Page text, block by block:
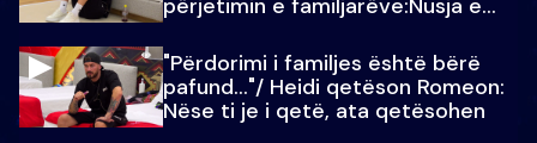
përjetimin e familjarëve:Nusja e
"Përdorimi i familjes është bërë
pafund…"/ Heidi qetëson Romeon:
Nëse ti je i qetë, ata qetësohen